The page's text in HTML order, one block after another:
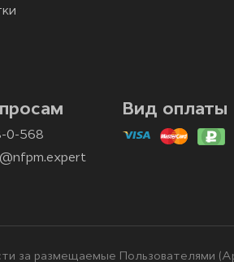
0-568
Вид оплаты
за размещаемые Пользователями